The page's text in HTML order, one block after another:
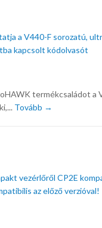
a V440-F sorozatú,
kapcsolt kódolvasót
termékcsaládot a
Tovább →
vezérlőről CP2E
az előző verzióval!